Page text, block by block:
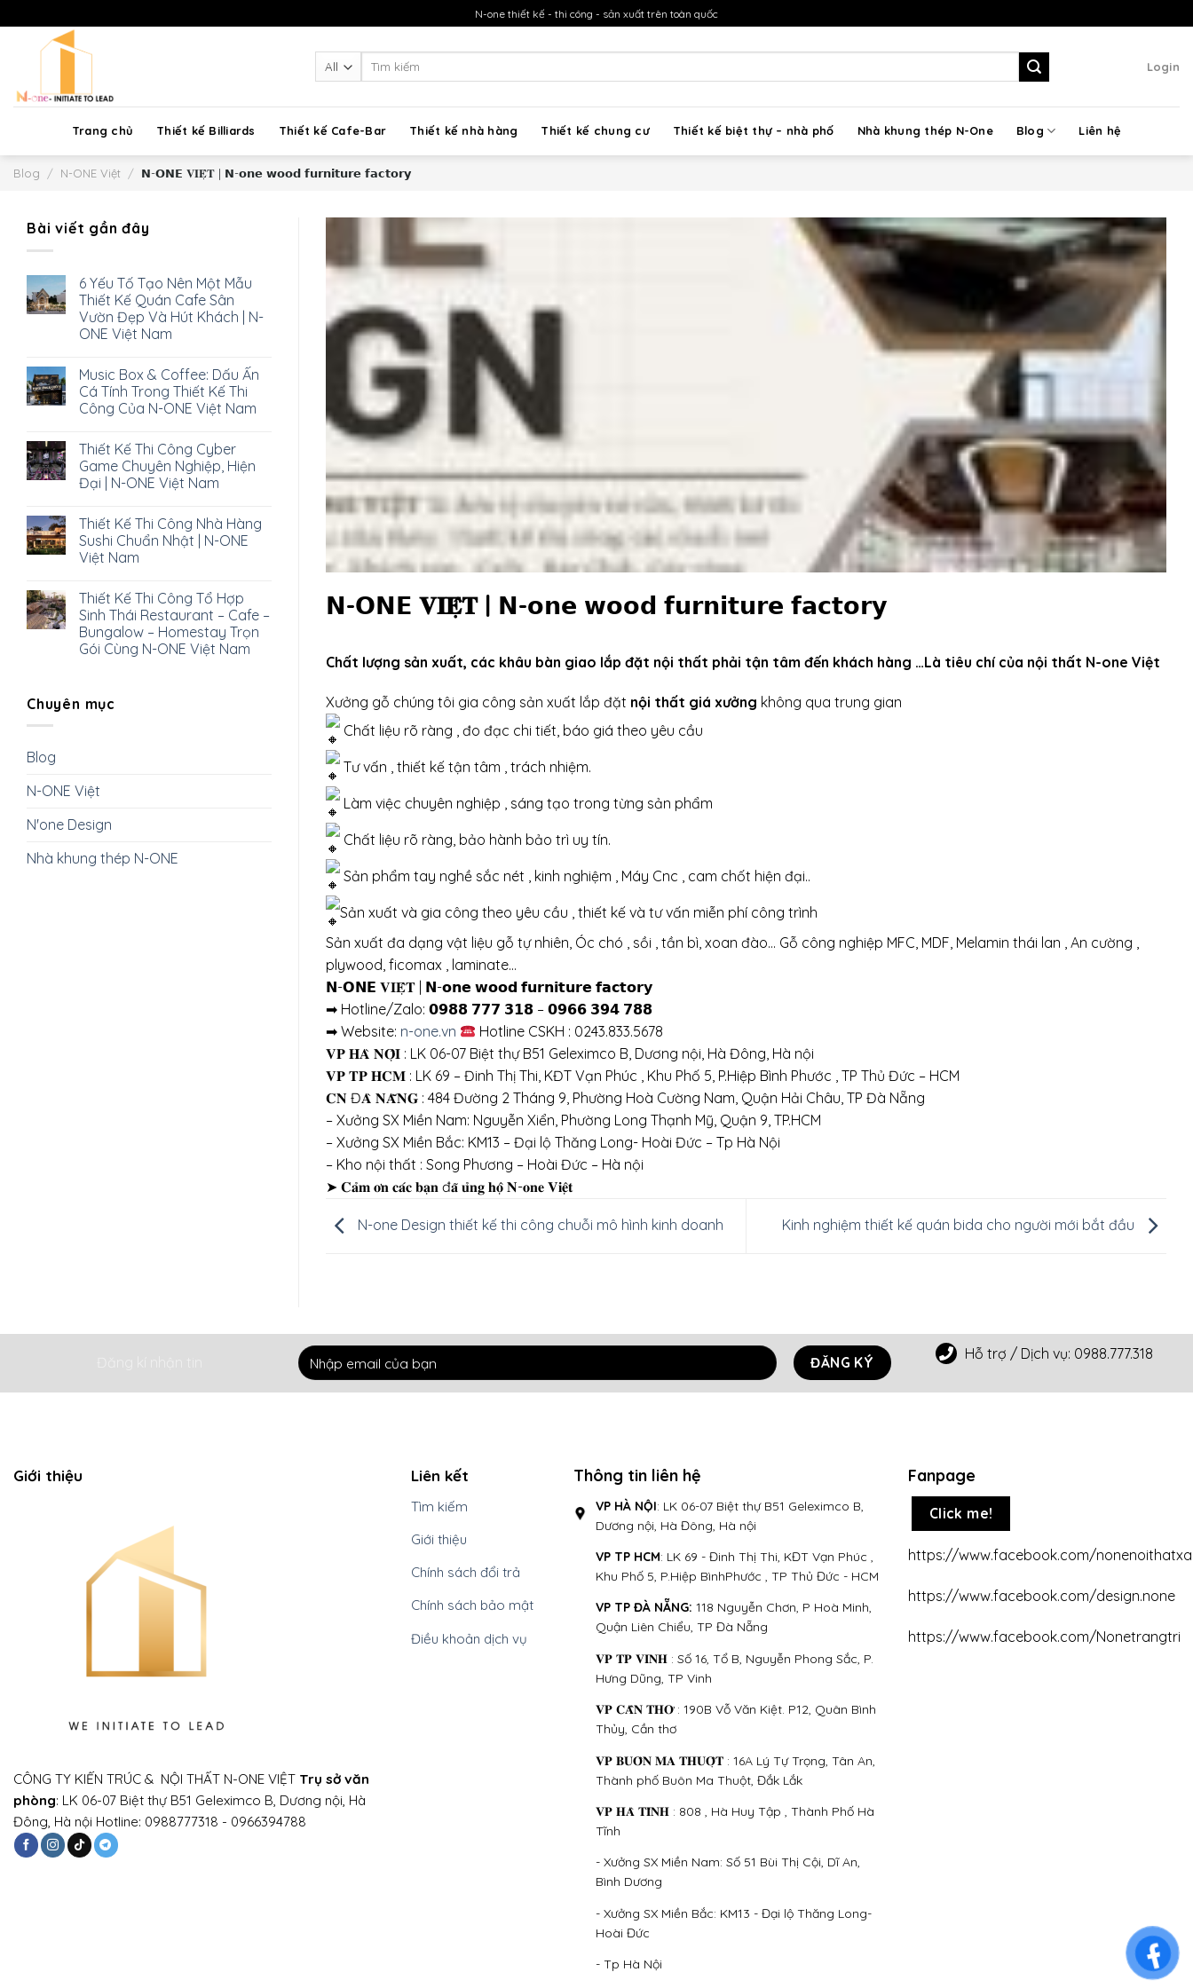
to
content
N-one thiết kế - thi công - sản xuất trên toàn quốc
Search
Login
Trang chủ Thiết kế Billiards Thiết kế Cafe-Bar Thiết kế nhà hàng Thiết kế chung cư Thiết kế biệt thự – nhà phố Nhà khung thép N-One Blog Liên hệ
Blog / N-ONE Việt / 𝗡-𝗢𝗡𝗘 𝐕𝐈𝐄̣̂𝐓 | 𝗡-𝗼𝗻𝗲 𝘄𝗼𝗼𝗱 𝗳𝘂𝗿𝗻𝗶𝘁𝘂𝗿𝗲 𝗳𝗮𝗰𝘁𝗼𝗿𝘆
Bài viết gần đây
6 Yếu Tố Tạo Nên Một Mẫu
Thiết Kế Quán Cafe Sân
Vườn Đẹp Và Hút Khách | N-
ONE Việt Nam
Music Box & Coffee: Dấu Ấn
Cá Tính Trong Thiết Kế Thi
Công Của N-ONE Việt Nam
Thiết Kế Thi Công Cyber
Game Chuyên Nghiệp, Hiện
Đại | N-ONE Việt Nam
Thiết Kế Thi Công Nhà Hàng
Sushi Chuẩn Nhật | N-ONE
Việt Nam
Thiết Kế Thi Công Tổ Hợp
Sinh Thái Restaurant – Cafe –
Bungalow – Homestay Trọn
Gói Cùng N-ONE Việt Nam
Chuyên mục
Blog
N-ONE Việt
N'one Design
Nhà khung thép N-ONE
𝗡-𝗢𝗡𝗘 𝐕𝐈𝐄̣̂𝐓 | 𝗡-𝗼𝗻𝗲 𝘄𝗼𝗼𝗱 𝗳𝘂𝗿𝗻𝗶𝘁𝘂𝗿𝗲 𝗳𝗮𝗰𝘁𝗼𝗿𝘆
Chất lượng sản xuất, các khâu bàn giao lắp đặt nội thất phải tận tâm đến khách hàng …Là tiêu chí của nội thất N-one Việt
Xưởng gỗ chúng tôi gia công sản xuất lắp đặt nội thất giá xưởng không qua trung gian
Chất liệu rõ ràng , đo đạc chi tiết, báo giá theo yêu cầu
Tư vấn , thiết kế tận tâm , trách nhiệm.
Làm việc chuyên nghiệp , sáng tạo trong từng sản phẩm
Chất liệu rõ ràng, bảo hành bảo trì uy tín.
Sản phẩm tay nghề sắc nét , kinh nghiệm , Máy Cnc , cam chốt hiện đại..
Sản xuất và gia công theo yêu cầu , thiết kế và tư vấn miễn phí công trình
Sản xuất đa dạng vật liệu gỗ tự nhiên, Óc chó , sồi , tần bì, xoan đào… Gỗ công nghiệp MFC, MDF, Melamin thái lan , An cường ,
plywood, ficomax , laminate…
𝗡-𝗢𝗡𝗘 𝐕𝐈𝐄̣̂𝐓 | 𝗡-𝗼𝗻𝗲 𝘄𝗼𝗼𝗱 𝗳𝘂𝗿𝗻𝗶𝘁𝘂𝗿𝗲 𝗳𝗮𝗰𝘁𝗼𝗿𝘆
➡ Hotline/Zalo: 𝟬𝟵𝟴𝟴 𝟳𝟳𝟳 𝟯𝟭𝟴 – 𝟬𝟵𝟲𝟲 𝟯𝟵𝟰 𝟳𝟴𝟴
➡ Website: n-one.vn
Hotline CSKH : 0243.833.5678
𝐕𝐏 𝐇𝐀̀ 𝐍𝐎̣̂𝐈 : LK 06-07 Biệt thự B51 Geleximco B, Dương nội, Hà Đông, Hà nội
𝐕𝐏 𝐓𝐏 𝐇𝐂𝐌 : LK 69 – Đinh Thị Thi, KĐT Vạn Phúc , Khu Phố 5, P.Hiệp Bình Phước , TP Thủ Đức – HCM
𝐂𝐍 Đ𝐀̀ 𝐍𝐀̆̃𝐍𝐆 : 484 Đường 2 Tháng 9, Phường Hoà Cường Nam, Quận Hải Châu, TP Đà Nẵng
– Xưởng SX Miền Nam: Nguyễn Xiển, Phường Long Thạnh Mỹ, Quận 9, TP.HCM
– Xưởng SX Miền Bắc: KM13 – Đại lộ Thăng Long- Hoài Đức – Tp Hà Nội
– Kho nội thất : Song Phương – Hoài Đức – Hà nội
➤ 𝐂𝐚̉𝐦 𝐨̛𝐧 𝐜𝐚́𝐜 𝐛𝐚̣𝐧 đ𝐚̃ 𝐮̉𝐧𝐠 𝐡𝐨̣̂ 𝐍-𝐨𝐧𝐞 𝐕𝐢𝐞̣̂𝐭
N-one Design thiết kế thi công chuỗi mô hình kinh doanh Kinh nghiệm thiết kế quán bida cho người mới bắt đầu
Hỗ trợ / Dịch vụ: 0988.777.318
Giới thiệu
CÔNG TY KIẾN TRÚC & NỘI THẤT N-ONE VIỆT Trụ sở văn
phòng: LK 06-07 Biệt thự B51 Geleximco B, Dương nội, Hà
Đông, Hà nội Hotline: 0988777318 - 0966394788
Liên kết
Tìm kiếm
Giới thiệu
Chính sách đổi trả
Chính sách bảo mật
Điều khoản dịch vụ
Thông tin liên hệ
VP HÀ NỘI: LK 06-07 Biệt thự B51 Geleximco B,
Dương nội, Hà Đông, Hà nội
VP TP HCM: LK 69 - Đinh Thị Thi, KĐT Vạn Phúc ,
Khu Phố 5, P.Hiệp BìnhPhước , TP Thủ Đức - HCM
VP TP ĐÀ NẴNG:118 Nguyễn Chơn, P Hoà Minh,
Quận Liên Chiểu, TP Đà Nẵng
𝐕𝐏 𝐓𝐏 𝐕𝐈𝐍𝐇 : Số 16, Tổ B, Nguyễn Phong Sắc, P.
Hưng Dũng, TP Vinh
𝐕𝐏 𝐂𝐀̂̀𝐍 𝐓𝐇𝐎̛ : 190B Vỗ Văn Kiệt. P12, Quân Bình
Thủy, Cần thơ
𝐕𝐏 𝐁𝐔𝐎̂𝐍 𝐌𝐀 𝐓𝐇𝐔𝐎̣̂𝐓 : 16A Lý Tự Trọng, Tân An,
Thành phố Buôn Ma Thuột, Đắk Lắk
𝐕𝐏 𝐇𝐀̀ 𝐓𝐈̃𝐍𝐇 : 808 , Hà Huy Tập , Thành Phố Hà
Tĩnh
- Xưởng SX Miền Nam: Số 51 Bùi Thị Cội, Dĩ An,
Bình Dương
- Xưởng SX Miền Bắc: KM13 - Đại lộ Thăng Long-
Hoài Đức
- Tp Hà Nội
Fanpage
Click me!
https://www.facebook.com/
https://www.facebook.com/design.none
https://www.facebook.com/Nonetrangtri